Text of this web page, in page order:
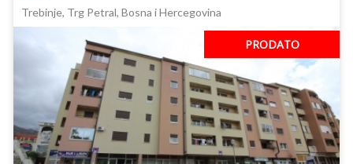
Trebinje, Trg Petral, Bosna i Hercegovina
PRODATO